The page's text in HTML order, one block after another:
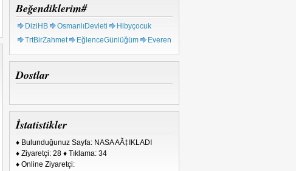
Beğendiklerim#
DiziHB OsmanlıDevleti
Hibyçocuk
TrtBirZahmet
EğlenceGünlüğüm Everen
Dostlar
İstatistikler
♦ Bulunduğunuz Sayfa: NASA AÃ‡IKLADI
♦ Ziyaretçi: 28 ♦ Tıklama: 34
♦ Online Ziyaretçi: